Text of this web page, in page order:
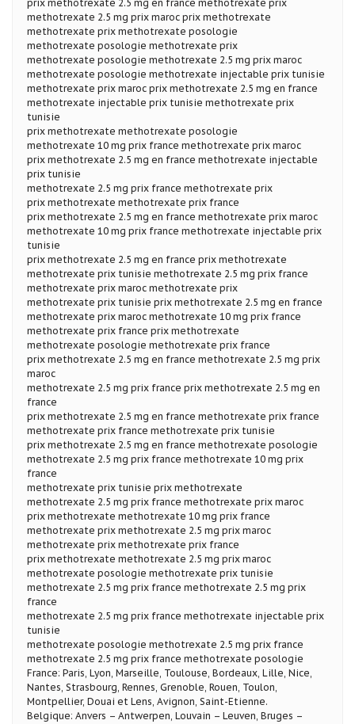
prix methotrexate 2.5 mg en france methotrexate prix
methotrexate 2.5 mg prix maroc prix methotrexate
methotrexate prix methotrexate posologie
methotrexate posologie methotrexate prix
methotrexate posologie methotrexate 2.5 mg prix maroc
methotrexate posologie methotrexate injectable prix tunisie
methotrexate prix maroc prix methotrexate 2.5 mg en france
methotrexate injectable prix tunisie methotrexate prix
tunisie
prix methotrexate methotrexate posologie
methotrexate 10 mg prix france methotrexate prix maroc
prix methotrexate 2.5 mg en france methotrexate injectable
prix tunisie
methotrexate 2.5 mg prix france methotrexate prix
prix methotrexate methotrexate prix france
prix methotrexate 2.5 mg en france methotrexate prix maroc
methotrexate 10 mg prix france methotrexate injectable prix
tunisie
prix methotrexate 2.5 mg en france prix methotrexate
methotrexate prix tunisie methotrexate 2.5 mg prix france
methotrexate prix maroc methotrexate prix
methotrexate prix tunisie prix methotrexate 2.5 mg en france
methotrexate prix maroc methotrexate 10 mg prix france
methotrexate prix france prix methotrexate
methotrexate posologie methotrexate prix france
prix methotrexate 2.5 mg en france methotrexate 2.5 mg prix
maroc
methotrexate 2.5 mg prix france prix methotrexate 2.5 mg en
france
prix methotrexate 2.5 mg en france methotrexate prix france
methotrexate prix france methotrexate prix tunisie
prix methotrexate 2.5 mg en france methotrexate posologie
methotrexate 2.5 mg prix france methotrexate 10 mg prix
france
methotrexate prix tunisie prix methotrexate
methotrexate 2.5 mg prix france methotrexate prix maroc
prix methotrexate methotrexate 10 mg prix france
methotrexate prix methotrexate 2.5 mg prix maroc
methotrexate prix methotrexate prix france
prix methotrexate methotrexate 2.5 mg prix maroc
methotrexate posologie methotrexate prix tunisie
methotrexate 2.5 mg prix france methotrexate 2.5 mg prix
france
methotrexate 2.5 mg prix france methotrexate injectable prix
tunisie
methotrexate posologie methotrexate 2.5 mg prix france
methotrexate 2.5 mg prix france methotrexate posologie
France: Paris, Lyon, Marseille, Toulouse, Bordeaux, Lille, Nice,
Nantes, Strasbourg, Rennes, Grenoble, Rouen, Toulon,
Montpellier, Douai et Lens, Avignon, Saint-Etienne.
Belgique: Anvers – Antwerpen, Louvain – Leuven, Bruges –